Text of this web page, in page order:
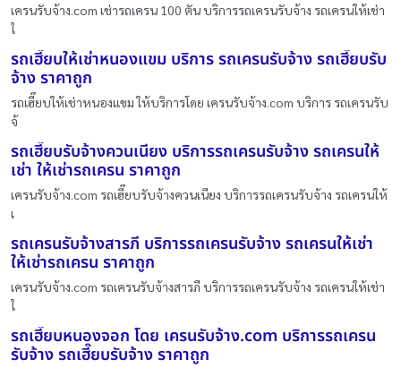
เครนรับจ้าง.com เช่ารถเครน 100 ตัน บริการรถเครนรับจ้าง รถเครนให้เช่า
ใ
รถเฮี๊ยบให้เช่าหนองแขม บริการ รถเครนรับจ้าง รถเฮี๊ยบรับ
จ้าง ราคาถูก
รถเฮี๊ยบให้เช่าหนองแขม ให้บริการโดย เครนรับจ้าง.com บริการ รถเครนรับ
จ้
รถเฮี๊ยบรับจ้างควนเนียง บริการรถเครนรับจ้าง รถเครนให้
เช่า ให้เช่ารถเครน ราคาถูก
เครนรับจ้าง.com รถเฮี๊ยบรับจ้างควนเนียง บริการรถเครนรับจ้าง รถเครนให้
เ
รถเครนรับจ้างสารภี บริการรถเครนรับจ้าง รถเครนให้เช่า
ให้เช่ารถเครน ราคาถูก
เครนรับจ้าง.com รถเครนรับจ้างสารภี บริการรถเครนรับจ้าง รถเครนให้เช่า
ใ
รถเฮี๊ยบหนองจอก โดย เครนรับจ้าง.com บริการรถเครน
รับจ้าง รถเฮี๊ยบรับจ้าง ราคาถูก